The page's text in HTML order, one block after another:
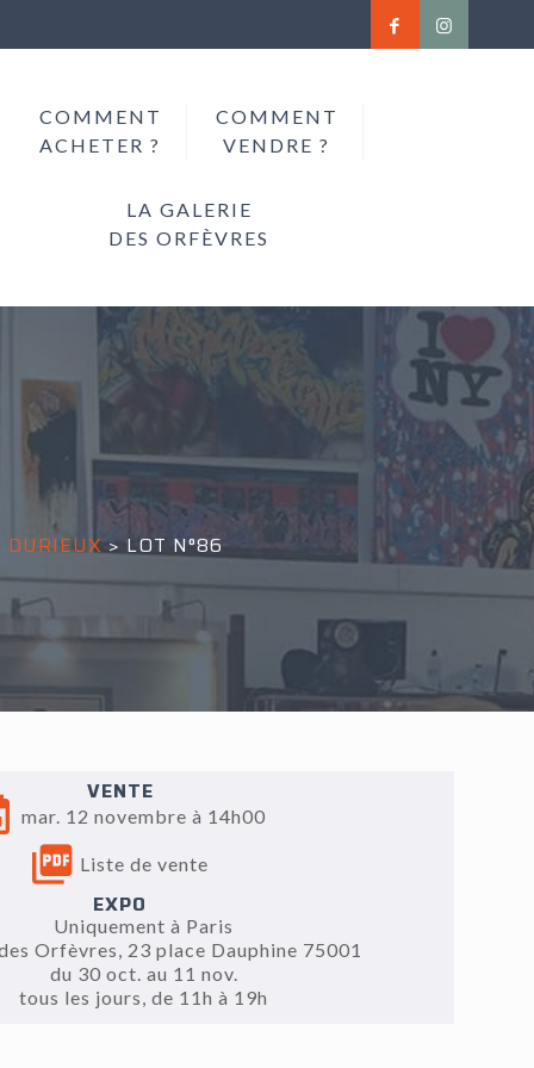
COMMENT
ACHETER ?
COMMENT
VENDRE ?
LA GALERIE
DES ORFÈVRES
DURIEUX>LOT N°86
VENTE
mar. 12 novembre à 14h00
Liste de vente
EXPO
Uniquement à Paris
Orfèvres, 23 place Dauphine 75001
du 30 oct. au 11 nov.
tous les jours, de 11h à 19h